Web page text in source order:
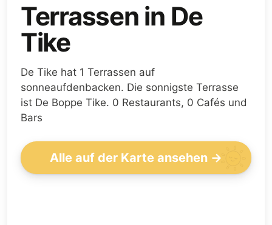
Terrassen in De
Tike
De Tike hat 1 Terrassen auf
sonneaufdenbacken. Die sonnigste Terrasse
ist De Boppe Tike. 0 Restaurants, 0 Cafés und
Bars
Alle auf der Karte ansehen →